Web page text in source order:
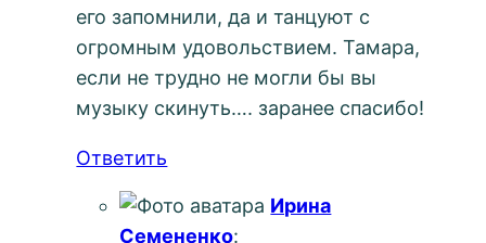
его запомнили, да и танцуют с
огромным удовольствием. Тамара,
если не трудно не могли бы вы
музыку скинуть…. заранее спасибо!
Ответить
Ирина
Семененко: